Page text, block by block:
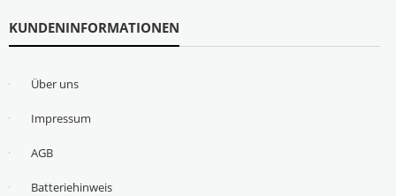
KUNDENINFORMATIONEN
Über uns
Impressum
AGB
Batteriehinweis